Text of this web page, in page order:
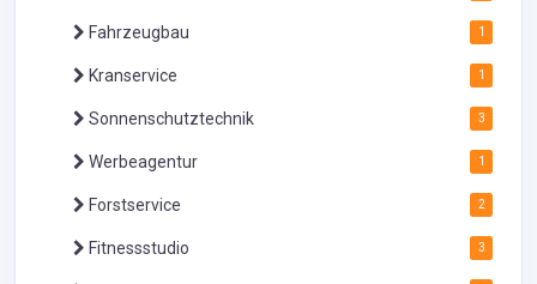
Fahrzeugbau 1
Kranservice 1
Sonnenschutztechnik 3
Werbeagentur 1
Forstservice 2
Fitnessstudio 3